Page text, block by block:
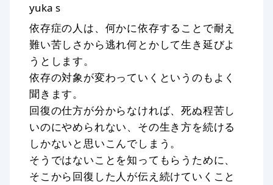
yuka s
依存症の人は、何かに依存することで耐え
難い苦しさから逃れ何とかして生き延びよ
うとします。
依存の対象が変わっていくというのもよく
聞きます。
回復の仕方が分からなければ、死ぬ程苦し
いのにやめられない、その生き方を続ける
しかないと思いこんでしまう。
そうではないことを知ってもらうために、
そこから回復した人が伝え続けていくこと